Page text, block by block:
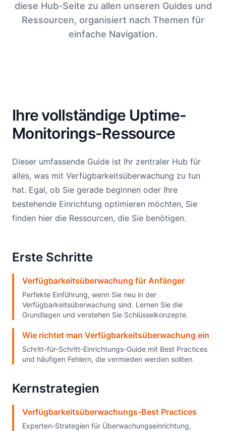
diese Hub-Seite zu allen unseren Guides und
Ressourcen, organisiert nach Themen für
einfache Navigation.
Ihre vollständige Uptime-
Monitorings-Ressource
Dieser umfassende Guide ist Ihr zentraler Hub für
alles, was mit Verfügbarkeitsüberwachung zu tun
hat. Egal, ob Sie gerade beginnen oder Ihre
bestehende Einrichtung optimieren möchten, Sie
finden hier die Ressourcen, die Sie benötigen.
Erste Schritte
Verfügbarkeitsüberwachung für Anfänger
Perfekte Einführung, wenn Sie neu in der
Verfügbarkeitsüberwachung sind. Lernen Sie die
Grundlagen und verstehen Sie Schlüsselkonzepte.
Wie richtet man Verfügbarkeitsüberwachung ein
Schritt-für-Schritt-Einrichtungs-Guide mit Best Practices
und häufigen Fehlern, die vermieden werden sollten.
Kernstrategien
Verfügbarkeitsüberwachungs-Best Practices
Experten-Strategien für Überwachungseinrichtung,